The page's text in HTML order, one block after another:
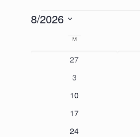
8/2026
Kalender
von
MMONTAG
0
27
0
3
0
10
0
17
0
24